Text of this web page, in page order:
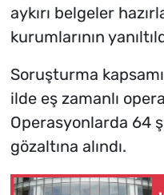
aykırı belgeler
kurumlarının
Soruşturma
ilde eş zamanlı
Operasyonlarda 64
gözaltına alındı.